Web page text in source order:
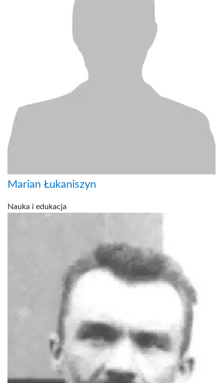
Marian Łukaniszyn
Nauka i edukacja